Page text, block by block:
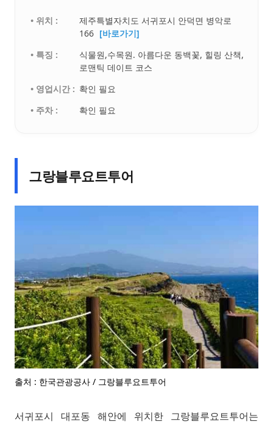
• 위치 :
제주특별자치도 서귀포시 안덕면 병악로
166 [바로가기]
• 특징 :
식물원,수목원. 아름다운 동백꽃, 힐링 산책,
로맨틱 데이트 코스
• 영업시간 : 확인 필요
• 주차 :
확인 필요
그랑블루요트투어
출처 : 한국관광공사 / 그랑블루요트투어
서귀포시 대포동 해안에 위치한 그랑블루요트투어는